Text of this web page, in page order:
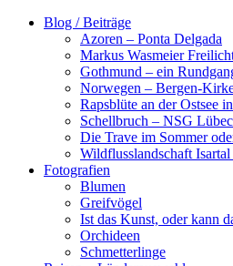
Zum
Blog / Beiträge
Azoren – Ponta Delgada
Markus Wasmeier
Gothmund – ein
Norwegen – Bergen-
Rapsblüte an der Ostsee
Schellbruch – NSG
Die Trave im Sommer
Wildflusslandschaft
Fotografien
Blumen
Greifvögel
Ist das Kunst, oder kann
Orchideen
Schmetterlinge